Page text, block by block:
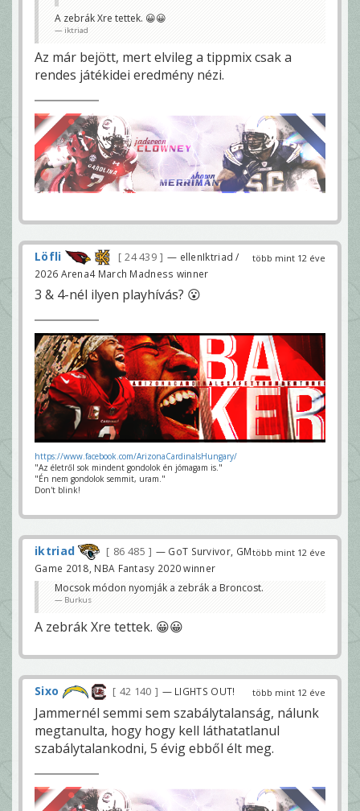
A zebrák Xre tettek. 😀😀
iktriad
Az már bejött, mert elvileg a tippmix csak a
rendes játékidei eredmény nézi.
több mint 12 éve
Löfli 24 439
— ellenIktriad /
2026 Arena4 March Madness winner
3 & 4-nél ilyen playhívás? 😮
https://www.facebook.com/ArizonaCardinalsHungary/
"Az életről sok mindent gondolok én jómagam is."
"Én nem gondolok semmit, uram."
Don't blink!
több mint 12 éve
iktriad 86 485
— GoT Survivor, GM
Game 2018, NBA Fantasy 2020 winner
Mocsok módon nyomják a zebrák a Broncost.
Burkus
A zebrák Xre tettek. 😀😀
több mint 12 éve
Sixo 42 140 — LIGHTS OUT!
Jammernél semmi sem szabálytalanság, nálunk
megtanulta, hogy hogy kell láthatatlanul
szabálytalankodni, 5 évig ebből élt meg.